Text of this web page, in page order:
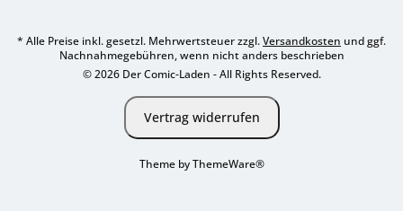
* Alle Preise inkl. gesetzl. Mehrwertsteuer zzgl.Versandkosten und ggf.
Nachnahmegebühren, wenn nicht anders beschrieben
© 2026 Der Comic-Laden - All Rights Reserved.
Vertrag widerrufen
Theme byThemeWare®